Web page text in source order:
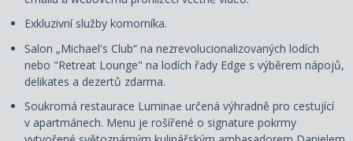
Exkluzivní služby komorníka.
Salon „Michael's Club“ na nezrevolucionalizovaných lodích
nebo "Retreat Lounge" na lodích řady Edge s výběrem nápojů,
delikates a dezertů zdarma.
Soukromá restaurace Luminae určená výhradně pro cestující
v apartmánech. Menu je rošířené o signature pokrmy